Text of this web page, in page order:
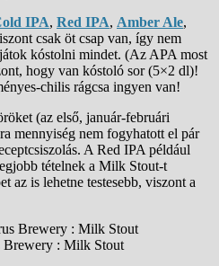
IPA, Red IPA, Amber Ale,
csak öt csap van, így nem
kóstolni mindet. (Az APA most
hogy van kóstoló sor (5×2 dl)!
chilis rágcsa ingyen van!
(az első, január-februári
mennyiség nem fogyhatott el pár
A Red IPA például
tételnek a Milk Stout-t
az is lehetne testesebb, viszont a
Brewery : Milk Stout